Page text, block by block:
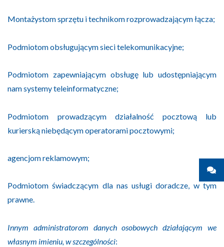
Montażystom sprzętu i technikom rozprowadzającym łącza;
Podmiotom obsługującym sieci telekomunikacyjne;
Podmiotom zapewniającym obsługę lub udostępniającym
nam systemy teleinformatyczne;
Podmiotom prowadzącym działalność pocztową lub
kurierską niebędącym operatorami pocztowymi;
agencjom reklamowym;
Podmiotom świadczącym dla nas usługi doradcze, w tym
prawne.
Innym administratorom danych osobowych działającym we
własnym imieniu, w szczególności: